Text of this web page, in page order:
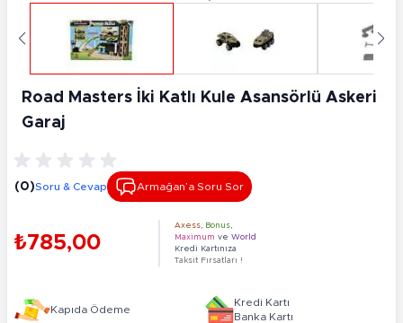
Road Masters İki Katlı Kule Asansörlü Askeri
Garaj
(0)Soru & Cevap Armağan’a Soru Sor
₺785,00
Axess Bonus
Maximum ve World
Kredi Kartınıza
Taksit Fırsatları !
Kapıda Ödeme
Kredi Kartı
Banka Kartı